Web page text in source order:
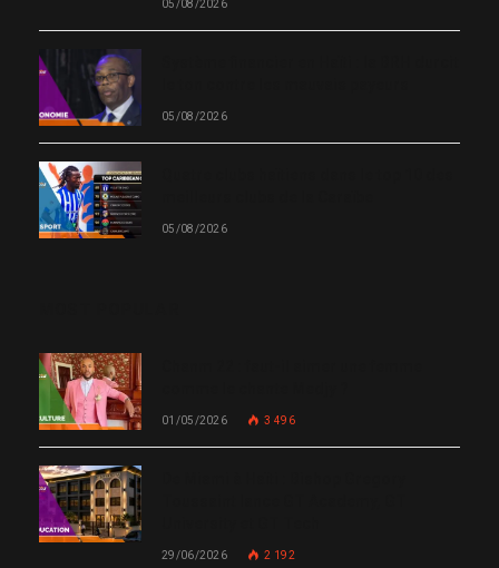
05/08/2026
05/08/2026
05/08/2026
01/05/2026 3 496
29/06/2026 2 192